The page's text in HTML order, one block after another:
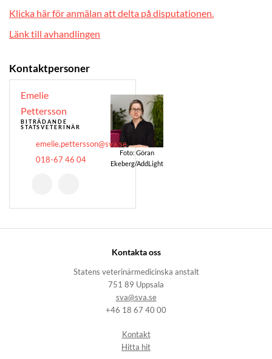
Klicka här för anmälan att delta på disputationen.
Länk till avhandlingen
Kontaktpersoner
Emelie
Pettersson
BITRÄDANDE
STATSVETERINÄR
emelie.pettersson@sva.se
018-67 46 04
Foto: Göran
Ekeberg/AddLight
Kontakta oss
Statens veterinärmedicinska anstalt
751 89 Uppsala
sva@sva.se
+46 18 67 40 00
Kontakt
Hitta hit